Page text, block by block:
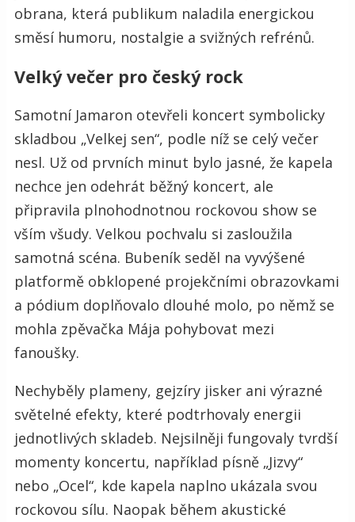
obrana, která publikum naladila energickou
směsí humoru, nostalgie a svižných refrénů.
Velký večer pro český rock
Samotní Jamaron otevřeli koncert symbolicky
skladbou „Velkej sen“, podle níž se celý večer
nesl. Už od prvních minut bylo jasné, že kapela
nechce jen odehrát běžný koncert, ale
připravila plnohodnotnou rockovou show se
vším všudy. Velkou pochvalu si zasloužila
samotná scéna. Bubeník seděl na vyvýšené
platformě obklopené projekčními obrazovkami
a pódium doplňovalo dlouhé molo, po němž se
mohla zpěvačka Mája pohybovat mezi
fanoušky.
Nechyběly plameny, gejzíry jisker ani výrazné
světelné efekty, které podtrhovaly energii
jednotlivých skladeb. Nejsilněji fungovaly tvrdší
momenty koncertu, například písně „Jizvy“
nebo „Ocel“, kde kapela naplno ukázala svou
rockovou sílu. Naopak během akustické